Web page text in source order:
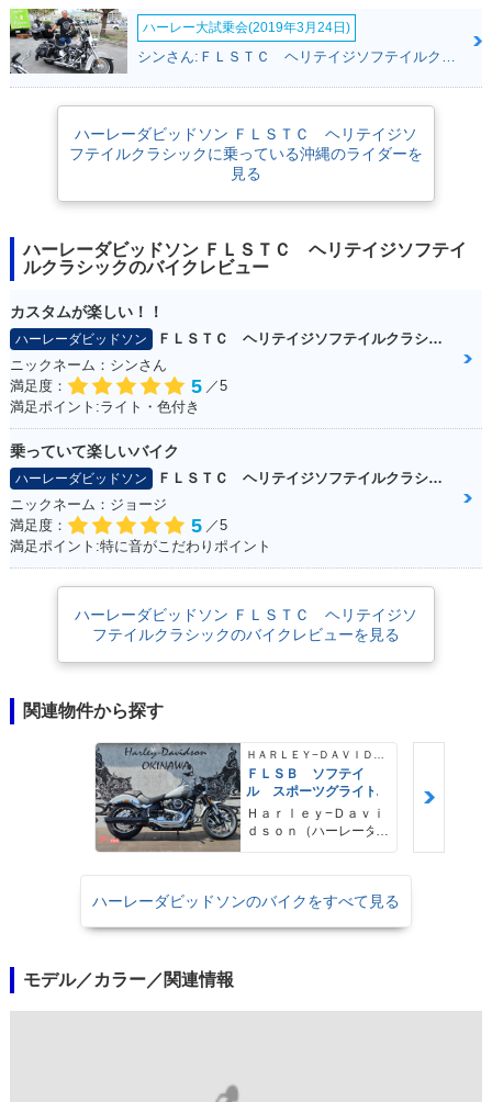
ハーレー大試乗会(2019年3月24日)
シンさん:ＦＬＳＴＣ ヘリテイジソフテイルクラシック(ハーレーダビッドソン)
ハーレーダビッドソン ＦＬＳＴＣ ヘリテイジソ
フテイルクラシックに乗っている沖縄のライダーを
見る
ハーレーダビッドソン ＦＬＳＴＣ ヘリテイジソフテイ
ルクラシックのバイクレビュー
カスタムが楽しい！！
ハーレーダビッドソン
ＦＬＳＴＣ ヘリテイジソフテイルクラシック
ニックネーム：シンさん
満足度：
5 ／5
満足ポイント:ライト・色付き
乗っていて楽しいバイク
ハーレーダビッドソン
ＦＬＳＴＣ ヘリテイジソフテイルクラシック
ニックネーム：ジョージ
満足度：
5 ／5
満足ポイント:特に音がこだわりポイント
ハーレーダビッドソン ＦＬＳＴＣ ヘリテイジソ
フテイルクラシックのバイクレビューを見る
関連物件から探す
ＦＬＳＢ ソフテイ
ル スポーツグライド
Ｈａｒｌｅｙ−Ｄａｖｉ
ｄｓｏｎ（ハーレーダ
ハーレーダビッドソンのバイクをすべて見る
モデル／カラー／関連情報